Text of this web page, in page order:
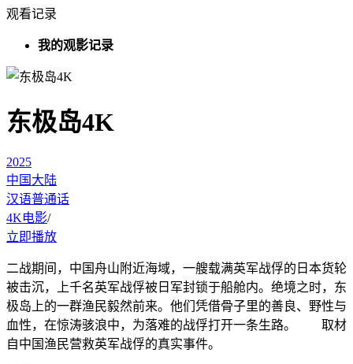
观看记录
我的观影记录
东极岛4K
2025
中国大陆
汉语普通话
4K电影/
立即播放
二战期间，中国舟山附近海域，一艘载满英军战俘的日本货轮
被击沉，上千名英军战俘被日军封锁于船舱内。绝境之时，东
极岛上的一群渔民毅然前来。他们凭借骨子里的善良、野性与
血性，在惊涛骇浪中，为落难的战俘打开一条生路。 取材
自中国渔民营救英军战俘的真实事件。